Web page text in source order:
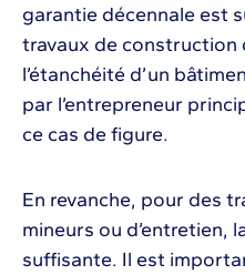
garantie décennale est
travaux de construction
l’étanchéité d’un
par l’entrepreneur
ce cas de figure.
En revanche, pour des
mineurs ou d’entretien,
suffisante. Il est